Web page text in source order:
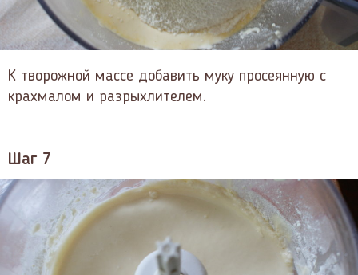
К творожной массе добавить муку просеянную с
крахмалом и разрыхлителем.
Шаг 7